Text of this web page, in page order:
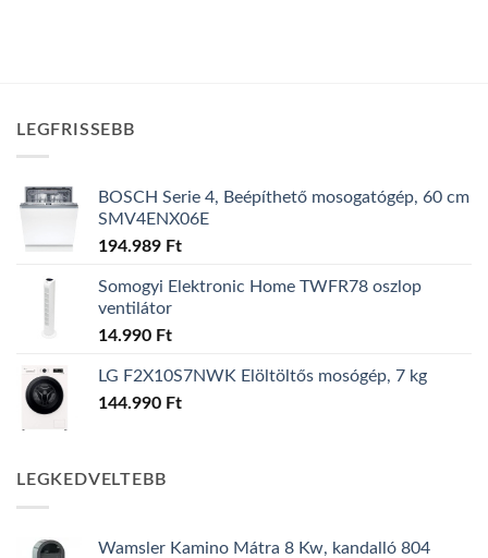
LEGFRISSEBB
BOSCH Serie 4, Beépíthető mosogatógép, 60 cm
SMV4ENX06E
194.989 Ft
Somogyi Elektronic Home TWFR78 oszlop
ventilátor
14.990 Ft
LG F2X10S7NWK Elöltöltős mosógép, 7 kg
144.990 Ft
LEGKEDVELTEBB
Wamsler Kamino Mátra 8 Kw, kandalló 804